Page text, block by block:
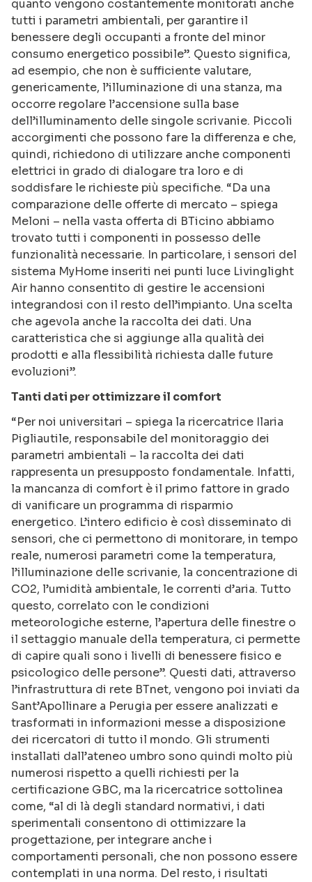
quanto vengono costantemente monitorati anche
tutti i parametri ambientali, per garantire il
benessere degli occupanti a fronte del minor
consumo energetico possibile”. Questo significa,
ad esempio, che non è sufficiente valutare,
genericamente, l’illuminazione di una stanza, ma
occorre regolare l’accensione sulla base
dell’illuminamento delle singole scrivanie. Piccoli
accorgimenti che possono fare la differenza e che,
quindi, richiedono di utilizzare anche componenti
elettrici in grado di dialogare tra loro e di
soddisfare le richieste più specifiche. “Da una
comparazione delle offerte di mercato – spiega
Meloni – nella vasta offerta di BTicino abbiamo
trovato tutti i componenti in possesso delle
funzionalità necessarie. In particolare, i sensori del
sistema MyHome inseriti nei punti luce Livinglight
Air hanno consentito di gestire le accensioni
integrandosi con il resto dell’impianto. Una scelta
che agevola anche la raccolta dei dati. Una
caratteristica che si aggiunge alla qualità dei
prodotti e alla flessibilità richiesta dalle future
evoluzioni”.
Tanti dati per ottimizzare il comfort
“Per noi universitari – spiega la ricercatrice Ilaria
Pigliautile, responsabile del monitoraggio dei
parametri ambientali – la raccolta dei dati
rappresenta un presupposto fondamentale. Infatti,
la mancanza di comfort è il primo fattore in grado
di vanificare un programma di risparmio
energetico. L’intero edificio è così disseminato di
sensori, che ci permettono di monitorare, in tempo
reale, numerosi parametri come la temperatura,
l’illuminazione delle scrivanie, la concentrazione di
CO2, l’umidità ambientale, le correnti d’aria. Tutto
questo, correlato con le condizioni
meteorologiche esterne, l’apertura delle finestre o
il settaggio manuale della temperatura, ci permette
di capire quali sono i livelli di benessere fisico e
psicologico delle persone”. Questi dati, attraverso
l’infrastruttura di rete BTnet, vengono poi inviati da
Sant’Apollinare a Perugia per essere analizzati e
trasformati in informazioni messe a disposizione
dei ricercatori di tutto il mondo. Gli strumenti
installati dall’ateneo umbro sono quindi molto più
numerosi rispetto a quelli richiesti per la
certificazione GBC, ma la ricercatrice sottolinea
come, “al di là degli standard normativi, i dati
sperimentali consentono di ottimizzare la
progettazione, per integrare anche i
comportamenti personali, che non possono essere
contemplati in una norma. Del resto, i risultati